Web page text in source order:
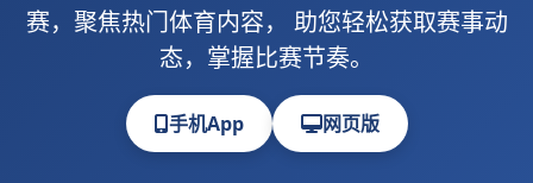
赛，聚焦热门体育内容， 助您轻松获取赛事动
态，掌握比赛节奏。
手机App 网页版